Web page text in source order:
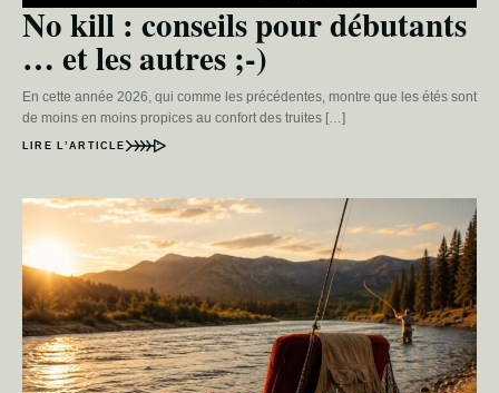
No kill : conseils pour débutants
… et les autres ;-)
En cette année 2026, qui comme les précédentes, montre que les étés sont
de moins en moins propices au confort des truites […]
LIRE L’ARTICLE